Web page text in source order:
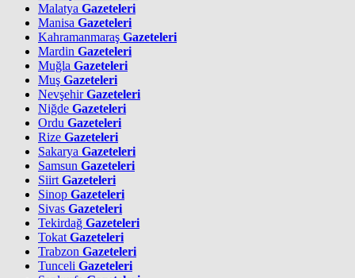
Malatya Gazeteleri
Manisa Gazeteleri
Kahramanmaraş Gazeteleri
Mardin Gazeteleri
Muğla Gazeteleri
Muş Gazeteleri
NevşehirGazeteleri
Niğde Gazeteleri
Ordu Gazeteleri
Rize Gazeteleri
Sakarya Gazeteleri
Samsun Gazeteleri
Siirt Gazeteleri
Sinop Gazeteleri
Sivas Gazeteleri
Tekirdağ Gazeteleri
Tokat Gazeteleri
Trabzon Gazeteleri
Tunceli Gazeteleri